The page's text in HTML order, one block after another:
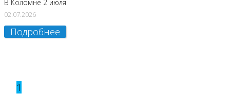
В Коломне 2 июля
02.07.2026
Подробнее
1